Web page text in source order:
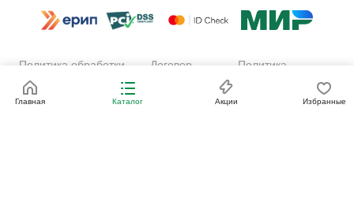
Политика обработки
персональных данных
Договор
Политика
файлов cookie
Главная Каталог Акции Избранные